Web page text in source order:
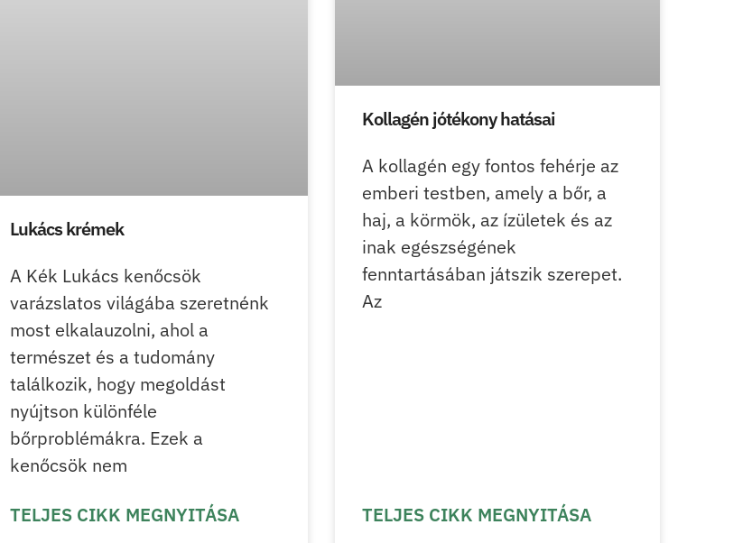
Lukács krémek
A Kék Lukács kenőcsök
varázslatos világába szeretnénk
most elkalauzolni, ahol a
természet és a tudomány
találkozik, hogy megoldást
nyújtson különféle
bőrproblémákra. Ezek a
kenőcsök nem
TELJES CIKK MEGNYITÁSA
Kollagén jótékony hatásai
A kollagén egy fontos fehérje az
emberi testben, amely a bőr, a
haj, a körmök, az ízületek és az
inak egészségének
fenntartásában játszik szerepet.
Az
TELJES CIKK MEGNYITÁSA